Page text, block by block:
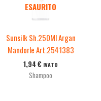
ESAURITO
Sunsilk Sh.250Ml Argan
Mandorle Art.2541383
1,94€ IVATO
Shampoo